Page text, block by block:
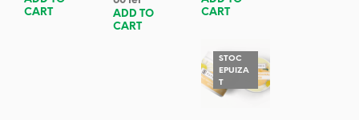
CART
ADD TO
CART
CART
STOC
EPUIZA
T